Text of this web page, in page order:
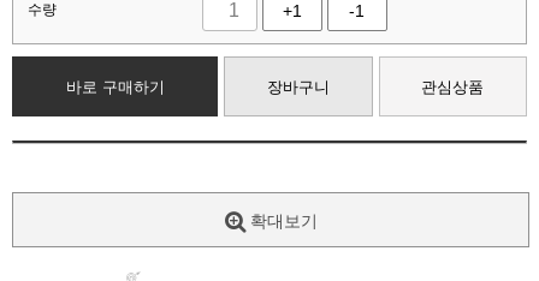
수량 +1 -1
바로 구매하기 장바구니 관심상품
확대보기